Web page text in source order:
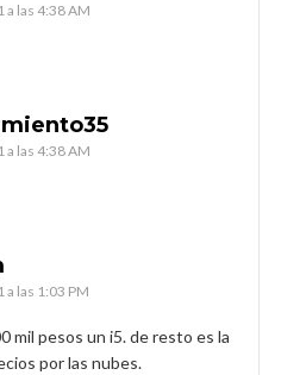
las 4:38 AM
las 4:38 AM
las 1:03 PM
mil pesos un i5. de resto es la
por las nubes.